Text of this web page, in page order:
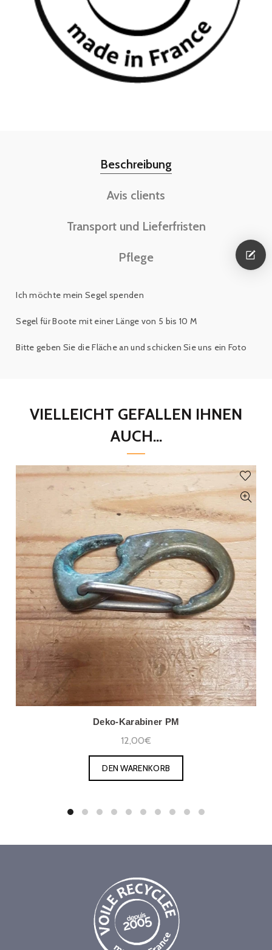
Beschreibung
Avis clients
Transport und Lieferfristen
Pflege
Ich möchte mein Segel spenden
Segel für Boote mit einer Länge von 5 bis 10 M
Bitte geben Sie die Fläche an und schicken Sie uns ein Foto
VIELLEICHT GEFALLEN IHNEN
AUCH...
Deko-Karabiner PM
12,00€
DEN WARENKORB